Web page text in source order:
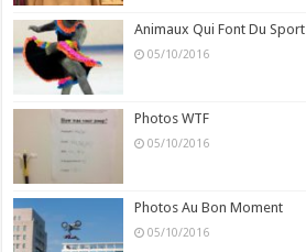
Animaux Qui Font Du Sport
05/10/2016
Photos WTF
05/10/2016
Photos Au Bon Moment
05/10/2016